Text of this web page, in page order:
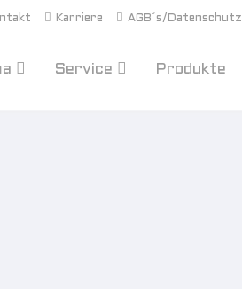
Karriere AGB´s/Datenschutz
Service Produkte